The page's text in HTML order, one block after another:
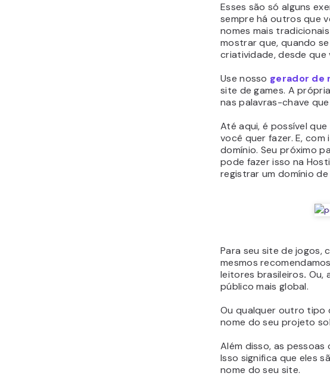
Esses são só alguns
sempre há outros que
nomes mais
mostrar que, quando
criatividade, desde que
Use nosso gerador de
site de games. A
nas palavras-chave
Até aqui, é possível
você quer fazer. E,
domínio. Seu próximo
pode fazer isso na
registrar um domínio de
Para seu site de jogos,
mesmos
leitores brasileiros. Ou,
público mais global.
Ou qualquer outro tipo
nome do seu projeto
Além disso, as
Isso significa que eles
nome do seu site.